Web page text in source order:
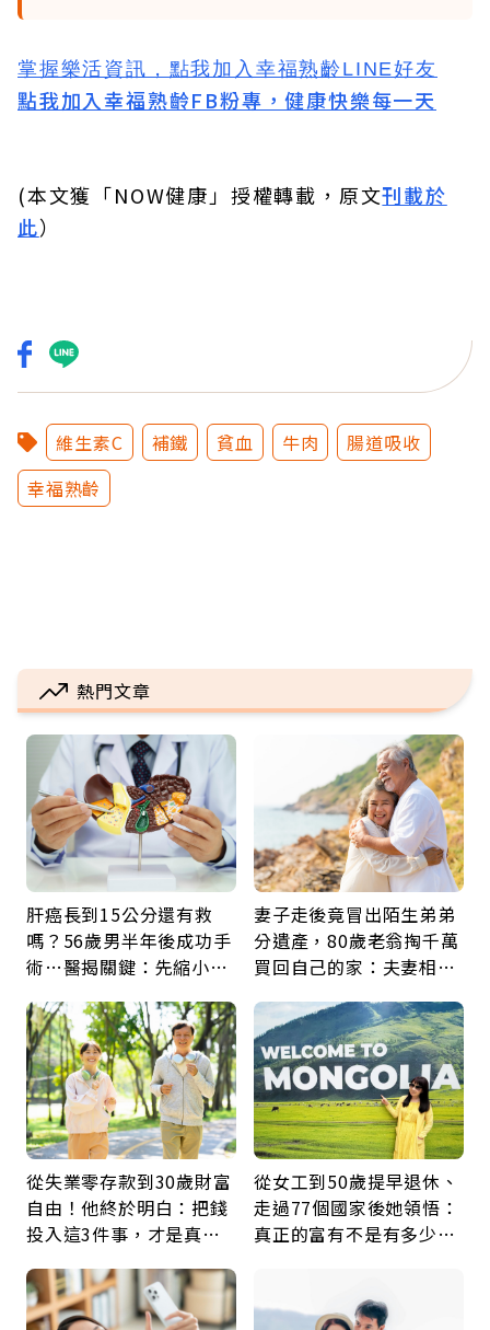
掌握樂活資訊， 點我加入 幸福熟齡LINE好友
點我加入幸福熟齡FB粉專，健康快樂每一天
(本文獲「NOW健康」授權轉載，原文刊載於
此）
維生素C 補鐵 貧血 牛肉
腸道吸收
幸福熟齡
熱門文章
肝癌長到15公分還有救
嗎？56歲男半年後成功手
術…醫揭關鍵：先縮小腫
妻子走後竟冒出陌生弟弟
分遺產，80歲老翁掏千萬
買回自己的家：夫妻相守
從失業零存款到30歲財富
自由！他終於明白：把錢
投入這3件事，才是真正
從女工到50歲提早退休、
走過77個國家後她領悟：
真正的富有不是有多少